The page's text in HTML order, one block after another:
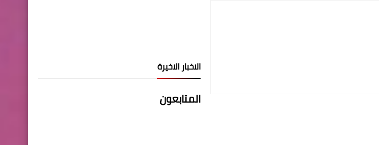
الاخبار الاخيرة
المتابعون